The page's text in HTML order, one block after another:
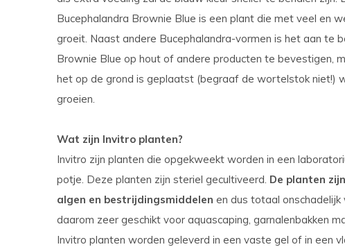
Bucephalandra Brownie Blue is een plant die met veel en
groeit. Naast andere Bucephalandra-vormen is het aan te
Brownie Blue op hout of andere producten te bevestigen,
het op de grond is geplaatst (begraaf de wortelstok niet!)
groeien.
Wat zijn Invitro planten?
Invitro zijn planten die opgekweekt worden in een
potje. Deze planten zijn steriel gecultiveerd. De planten
algen en bestrijdingsmiddelen en dus totaal onschadelijk
daarom zeer geschikt voor aquascaping, garnalenbakken
Invitro planten worden geleverd in een vaste gel of in een